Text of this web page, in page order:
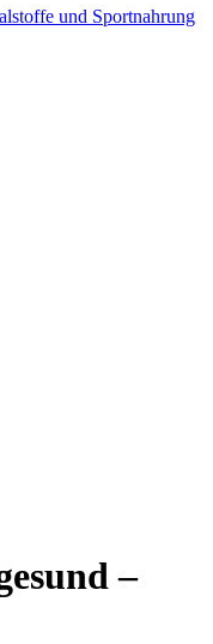
und Sportnahrung
–